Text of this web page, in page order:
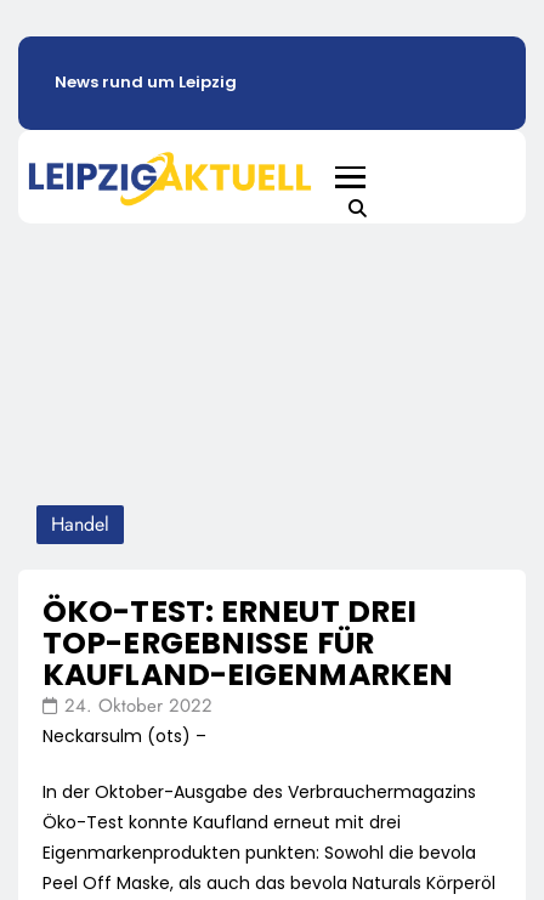
News rund um Leipzig
Handel
ÖKO-TEST: ERNEUT DREI
TOP-ERGEBNISSE FÜR
KAUFLAND-EIGENMARKEN
24. Oktober 2022
Neckarsulm (ots) –
In der Oktober-Ausgabe des Verbrauchermagazins
Öko-Test konnte Kaufland erneut mit drei
Eigenmarkenprodukten punkten: Sowohl die bevola
Peel Off Maske, als auch das bevola Naturals Körperöl